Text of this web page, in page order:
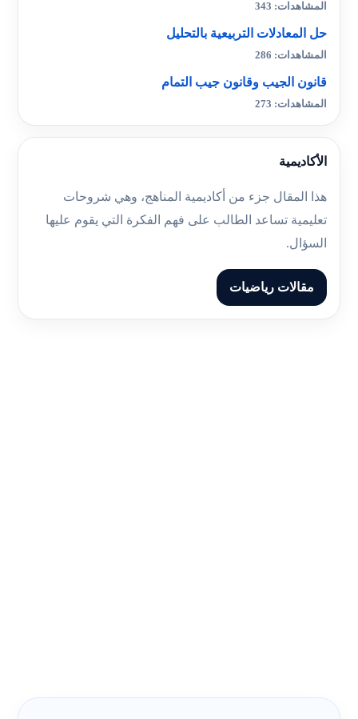
المشاهدات: 343
حل المعادلات التربيعية بالتحليل
المشاهدات: 286
قانون الجيب وقانون جيب التمام
المشاهدات: 273
الأكاديمية
هذا المقال جزء من أكاديمية المناهج، وهي شروحات
تعليمية تساعد الطالب على فهم الفكرة التي يقوم عليها
السؤال.
مقالات رياضيات